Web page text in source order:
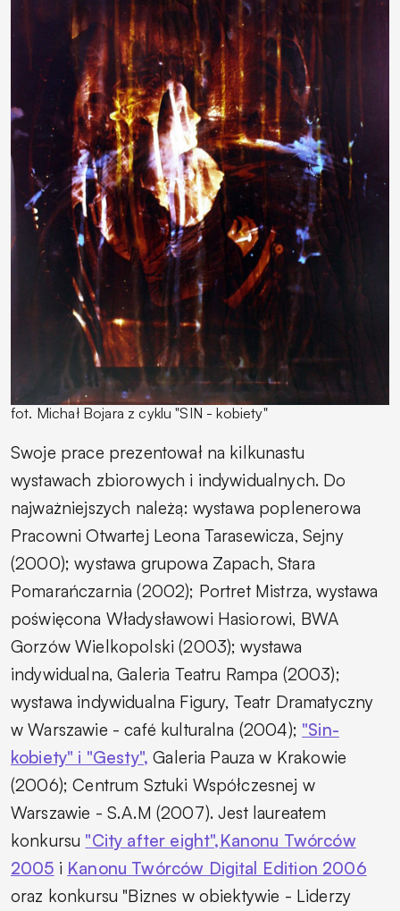
fot. Michał Bojara z cyklu "SIN - kobiety"
Swoje prace prezentował na kilkunastu
wystawach zbiorowych i indywidualnych. Do
najważniejszych należą: wystawa poplenerowa
Pracowni Otwartej Leona Tarasewicza, Sejny
(2000); wystawa grupowa Zapach, Stara
Pomarańczarnia (2002); Portret Mistrza, wystawa
poświęcona Władysławowi Hasiorowi, BWA
Gorzów Wielkopolski (2003); wystawa
indywidualna, Galeria Teatru Rampa (2003);
wystawa indywidualna Figury, Teatr Dramatyczny
w Warszawie - café kulturalna (2004); "Sin-
kobiety" i "Gesty", Galeria Pauza w Krakowie
(2006); Centrum Sztuki Współczesnej w
Warszawie - S.A.M (2007). Jest laureatem
konkursu "City after eight",Kanonu Twórców
2005 i Kanonu Twórców Digital Edition 2006
oraz konkursu "Biznes w obiektywie - Liderzy